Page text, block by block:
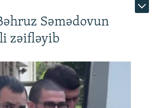
Səmədovun
zəifləyib